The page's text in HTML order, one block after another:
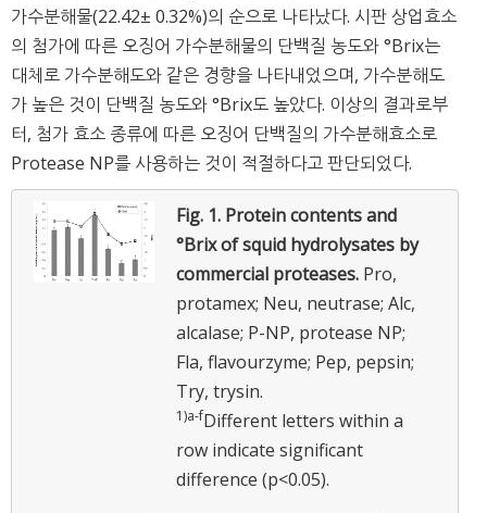
가수분해물(22.42± 0.32%)의 순으로 나타났다. 시판 상업효소
의 첨가에 따른 오징어 가수분해물의 단백질 농도와 °Brix는
대체로 가수분해도와 같은 경향을 나타내었으며, 가수분해도
가 높은 것이 단백질 농도와 °Brix도 높았다. 이상의 결과로부
터, 첨가 효소 종류에 따른 오징어 단백질의 가수분해효소로
Protease NP를 사용하는 것이 적절하다고 판단되었다.
Fig. 1. Protein contents and
°Brix of squid hydrolysates by
commercial proteases. Pro,
protamex; Neu, neutrase; Alc,
alcalase; P-NP, protease NP;
Fla, flavourzyme; Pep, pepsin;
Try, trysin.
1)a-fDifferent letters within a
row indicate significant
difference (p<0.05).